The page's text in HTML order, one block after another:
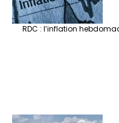
RDC : l’inflation